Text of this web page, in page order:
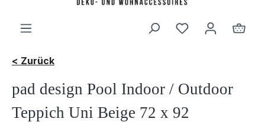
< Zurück
pad design Pool Indoor / Outdoor
Teppich Uni Beige 72 x 92